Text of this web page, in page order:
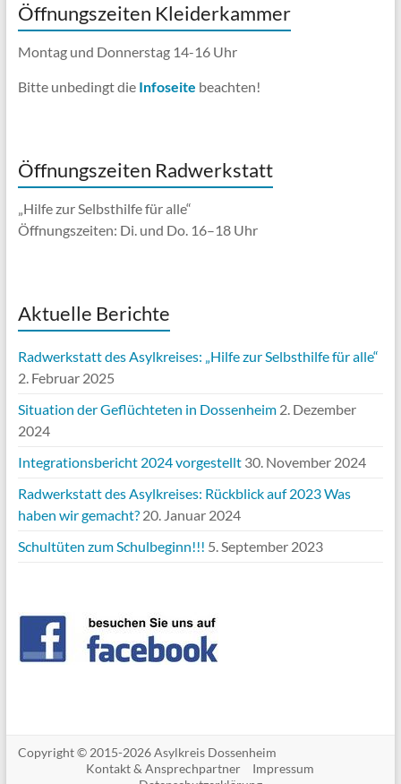
Öffnungszeiten Kleiderkammer
Montag und Donnerstag 14-16 Uhr
Bitte unbedingt die Infoseite beachten!
Öffnungszeiten Radwerkstatt
„Hilfe zur Selbsthilfe für alle“
Öffnungszeiten: Di. und Do. 16–18 Uhr
Aktuelle Berichte
Radwerkstatt des Asylkreises: „Hilfe zur Selbsthilfe für alle“
2. Februar 2025
Situation der Geflüchteten in Dossenheim 2. Dezember
2024
Integrationsbericht 2024 vorgestellt 30. November 2024
Radwerkstatt des Asylkreises: Rückblick auf 2023 Was
haben wir gemacht? 20. Januar 2024
Schultüten zum Schulbeginn!!! 5. September 2023
Copyright © 2015-2026 Asylkreis Dossenheim
Kontakt & Ansprechpartner
Impressum